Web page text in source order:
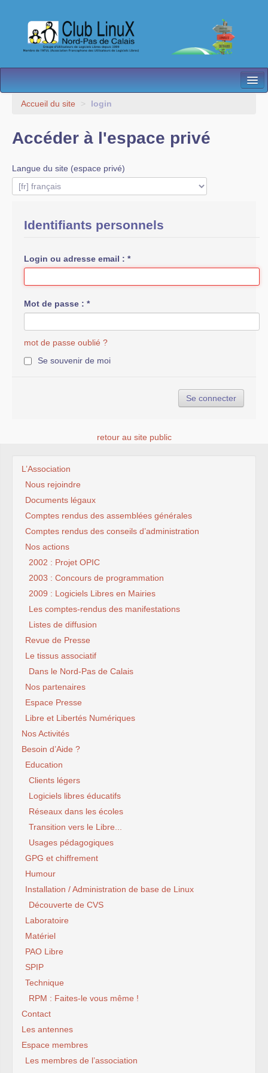
L’Association
Contact
Les antennes
Espace membres
Accueil du site > login
Accéder à l'espace privé
Langue du site (espace privé)
Identifiants personnels
Login ou adresse email : *
Mot de passe : *
mot de passe oublié ?
Se souvenir de moi
retour au site public
L’Association
Nous rejoindre
Documents légaux
Comptes rendus des assemblées générales
Comptes rendus des conseils d’administration
Nos actions
2002 : Projet OPIC
2003 : Concours de programmation
2009 : Logiciels Libres en Mairies
Les comptes-rendus des manifestations
Listes de diffusion
Revue de Presse
Le tissus associatif
Dans le Nord-Pas de Calais
Nos partenaires
Espace Presse
Libre et Libertés Numériques
Nos Activités
Besoin d’Aide ?
Education
Clients légers
Logiciels libres éducatifs
Réseaux dans les écoles
Transition vers le Libre...
Usages pédagogiques
GPG et chiffrement
Humour
Installation / Administration de base de Linux
Découverte de CVS
Laboratoire
Matériel
PAO Libre
SPIP
Technique
RPM : Faites-le vous même !
Contact
Les antennes
Espace membres
Les membres de l’association